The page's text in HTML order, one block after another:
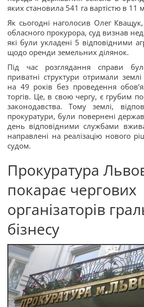
яких становила 541 га вартістю в 11
Як сьогодні наголосив Олег Кващук
обласного прокурора, суд визнав
які були укладені 5 відповідними
щодо оренди земельних ділянок.
Під час розглядання справи
приватні структури отримали
на 49 років без проведення
торгів. Це, в свою чергу, є грубим
законодавства. Тому землі,
прокуратури, були повернені
день відповідними службами
направлені на реалізацію нового
судом.
Прокуратура
покарає чергових
організаторів
бізнесу